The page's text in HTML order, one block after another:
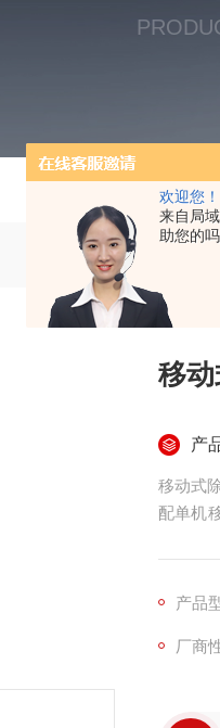
欢迎您！
来自局
助您的
移
产
移动式
配单机
烟尘。
产品
厂商